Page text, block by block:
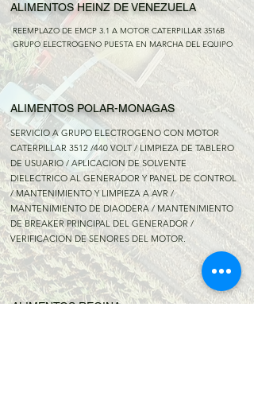
ALIMENTOS HEINZ DE VENEZUELA
REEMPLAZO DE EMCP 3.1 A MOTOR CATERPILLAR 3516B
GRUPO ELECTROGENO PUESTA EN MARCHA DEL EQUIPO
ALIMENTOS POLAR-MONAGAS
SERVICIO A GRUPO ELECTROGENO CON MOTOR
CATERPILLAR 3512 /440 VOLT / LIMPIEZA DE TABLERO
DE USUARIO / APLICACION DE SOLVENTE
DIELECTRICO AL GENERADOR Y PANEL DE CONTROL
/ MANTENIMIENTO Y LIMPIEZA A AVR /
MANTENIMIENTO DE DIAODERA / MANTENIMIENTO
DE BREAKER PRINCIPAL DEL GENERADOR /
VERIFICACION DE SENORES DEL MOTOR.
ALIMENTOS REGINA